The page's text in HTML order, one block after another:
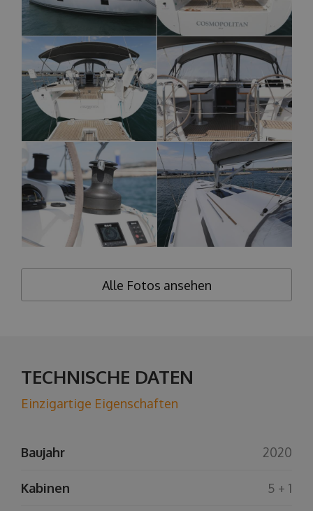
Alle Fotos ansehen
TECHNISCHE DATEN
Einzigartige Eigenschaften
Baujahr 2020
Kabinen 5 + 1